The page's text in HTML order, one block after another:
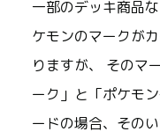
一部のデッキ商品
ケモンのマークが
りますが、 そのマ
ーク」と「ポケモ
ードの場合、その